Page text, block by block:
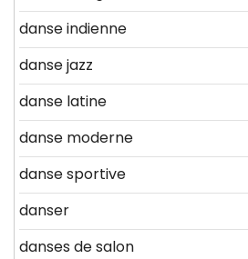
danse indienne
danse jazz
danse latine
danse moderne
danse sportive
danser
danses de salon